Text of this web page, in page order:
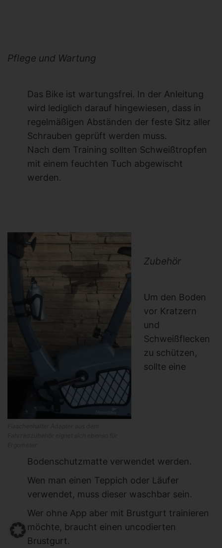
Pflege und Wartung
Das Bike ist wartungsfrei. In der Anleitung
wird lediglich darauf hingewiesen, dass in
regelmäßigen Abständen der feste Sitz aller
Schrauben geprüft werden muss.
Nach dem Training sollten Schweißtropfen
mit einem feuchten Tuch abgewischt
werden.
Zubehör
Um den Boden
vor Kratzern
und
Schweißflecken
zu schützen,
sollte eine
Bodenschutzmatte verwendet werden.
Wen man einen Teppich oder Läufer
verwendet, muss dieser waschbar sein.
Wer ohne App aber mit Brustgurt trainieren
möchte, braucht einen uncodierten
Brustgurt.